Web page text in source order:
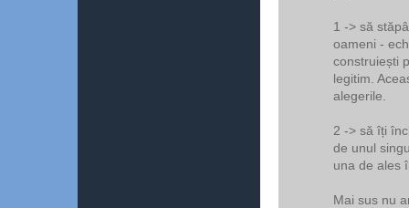
1 -> să
oameni -
construiești
legitim.
alegerile.
2 -> să îți
de unul
una de ales
Mai sus nu